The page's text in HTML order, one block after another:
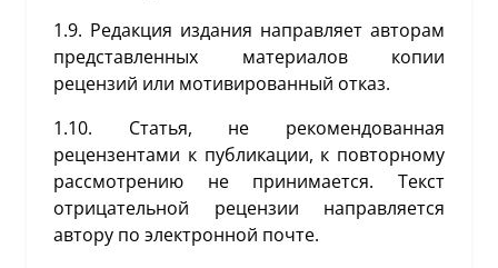
1.9. Редакция издания направляет авторам
представленных материалов копии
рецензий или мотивированный отказ.
1.10. Статья, не рекомендованная
рецензентами к публикации, к повторному
рассмотрению не принимается. Текст
отрицательной рецензии направляется
автору по электронной почте.